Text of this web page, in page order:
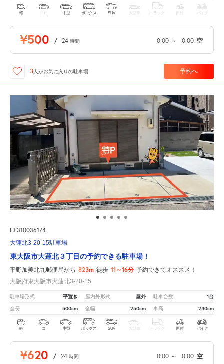
軽 コ 中型 ボックス SUV 大型車 トラック 原付 バイク
¥500 / 24 時間 0:00 ～ 0:00 空
3 人がお気に入りの駐車場 予約へ
ID:310036174
大蓮北3-20-15駐車場
東大阪市大蓮北３丁目の予約できる駐車場！
平野加美北九郵便局から 823m 徒歩 11～16分 予約できてオススメ！
大阪府東大阪市大蓮北3-20-15
駐車場形式 平置き 屋内外形式 屋外 駐車台数 1台
全長 500cm 全幅 250cm 車高 240cm
軽 コ 中型 ボックス SUV 大型車 トラック 原付 バイク
¥620 / 24 時間 0:00 ～ 0:00 空